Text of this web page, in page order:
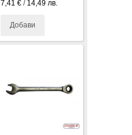
7,41 €/ 14,49 лв.
Добави